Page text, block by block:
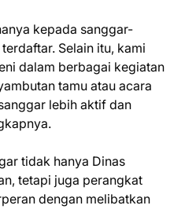
kepada sanggar-
Selain itu, kami
dalam berbagai kegiatan
tamu atau acara
lebih aktif dan
tidak hanya Dinas
tetapi juga perangkat
dengan melibatkan